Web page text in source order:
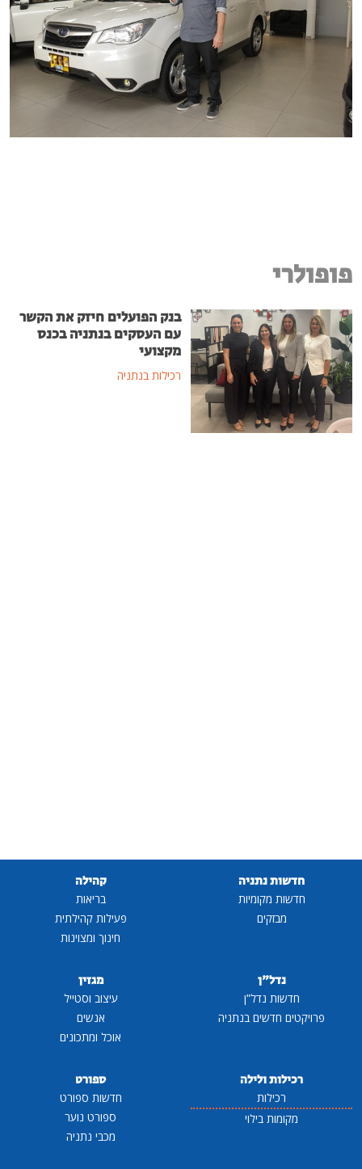
פופולרי
בנק הפועלים חיזק את הקשר
עם העסקים בנתניה בכנס
מקצועי
רכילות בנתניה
חדשות נתניה
חדשות מקומיות
מבזקים
קהילה
בריאות
פעילות קהילתית
חינוך ומצוינות
נדל"ן
חדשות נדל"ן
פרויקטים חדשים בנתניה
מגזין
עיצוב וסטייל
אנשים
אוכל ומתכונים
רכילות ולילה
רכילות
מקומות בילוי
ספורט
חדשות ספורט
ספורט נוער
מכבי נתניה